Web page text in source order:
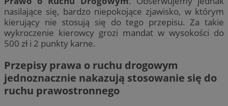
nasilające się, bardzo niepokojące zjawisko, w którym
kierujący nie stosują się do tego przepisu. Za takie
wykroczenie kierowcy grozi mandat w wysokości do
500 zł i 2 punkty karne.
Przepisy prawa o ruchu drogowym
jednoznacznie nakazują stosowanie się do
ruchu prawostronnego